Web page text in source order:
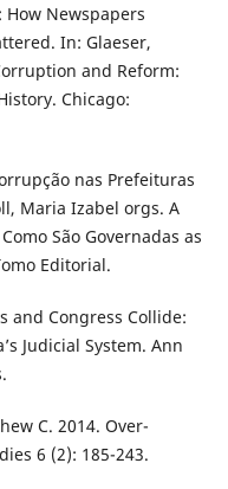
How Newspapers
In: Glaeser,
and Reform:
Chicago:
nas Prefeituras
Maria Izabel orgs. A
São Governadas as
Editorial.
and Congress Collide:
Judicial System. Ann
C. 2014. Over-
6 (2): 185-243.